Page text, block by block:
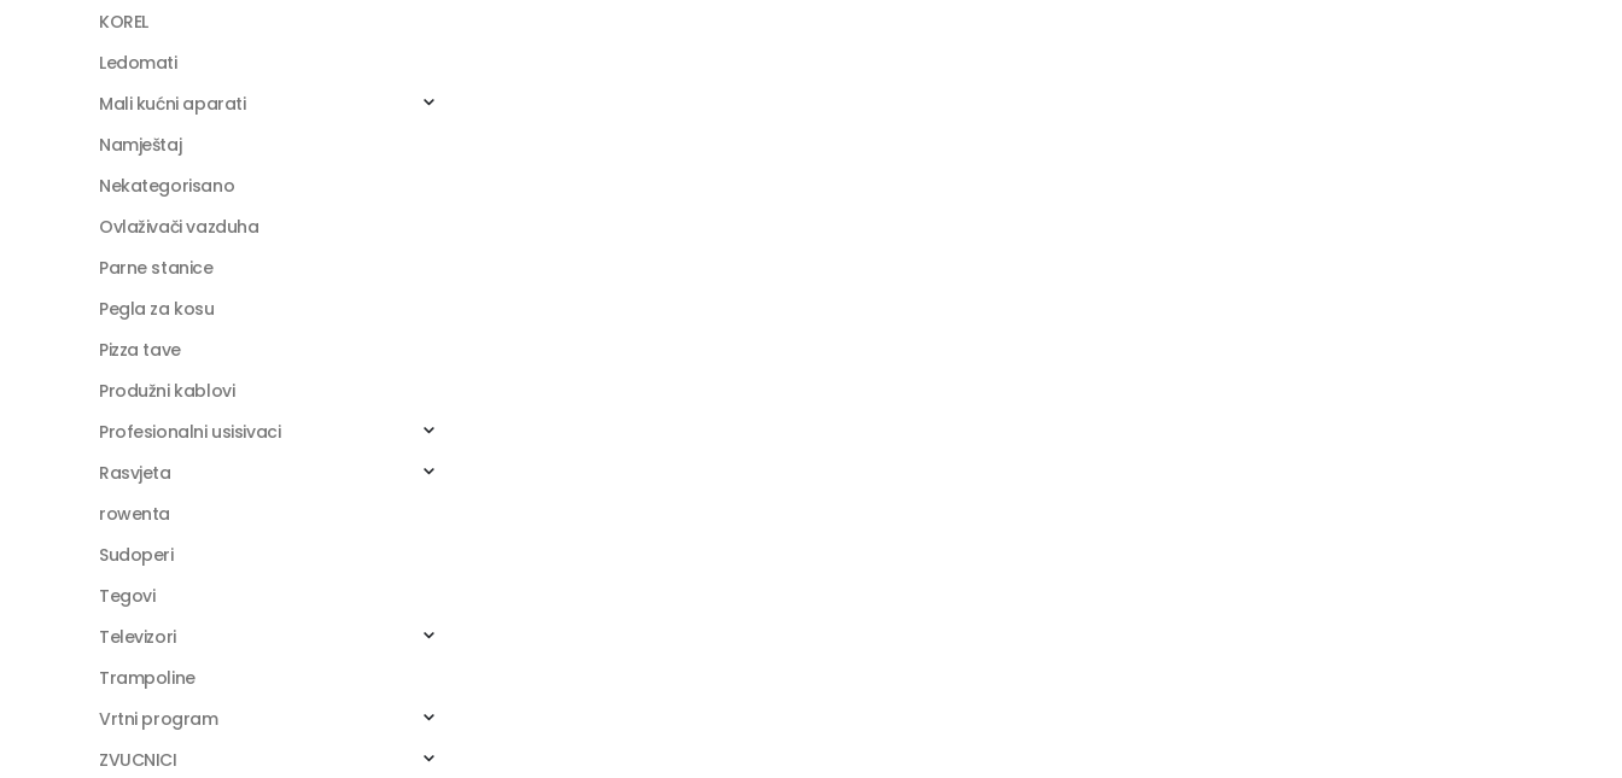
KOREL
Ledomati
Mali kućni aparati
Namještaj
Nekategorisano
Ovlaživači vazduha
Parne stanice
Pegla za kosu
Pizza tave
Produžni kablovi
Profesionalni usisivaci
Rasvjeta
rowenta
Sudoperi
Tegovi
Televizori
Trampoline
Vrtni program
ZVUCNICI